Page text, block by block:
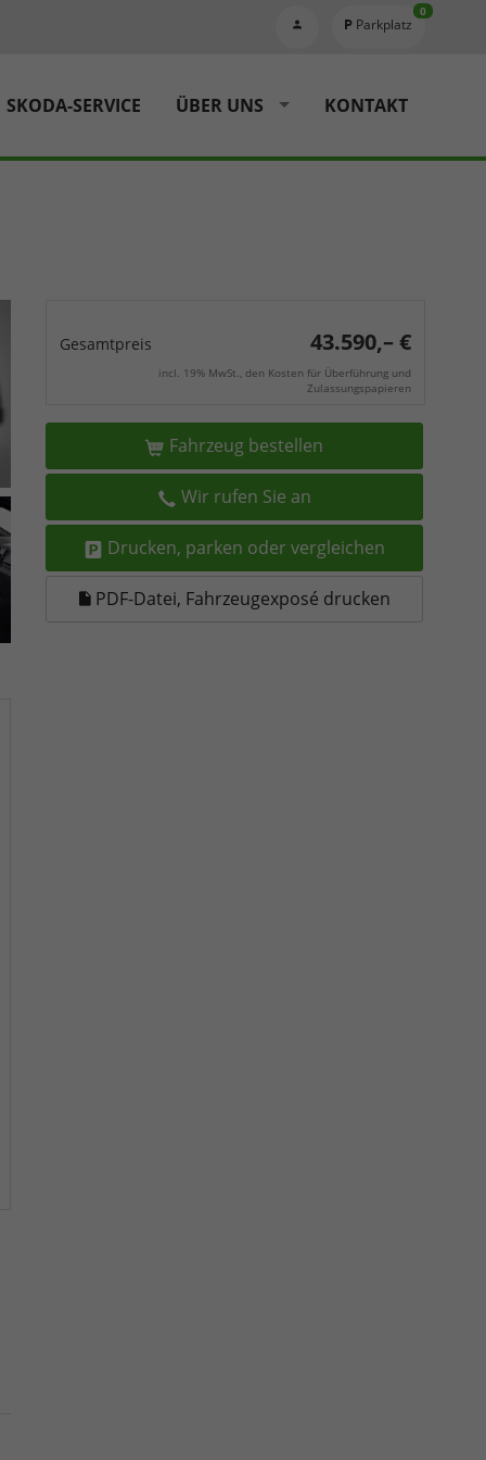
Parkplatz
0
SKODA-SERVICE ÜBER UNS KONTAKT
Gesamtpreis 43.590,– €
incl. 19% MwSt., den Kosten für Überführung und
Zulassungspapieren
Fahrzeug bestellen
Wir rufen Sie an
Drucken, parken oder vergleichen
PDF-Datei, Fahrzeugexposé drucken